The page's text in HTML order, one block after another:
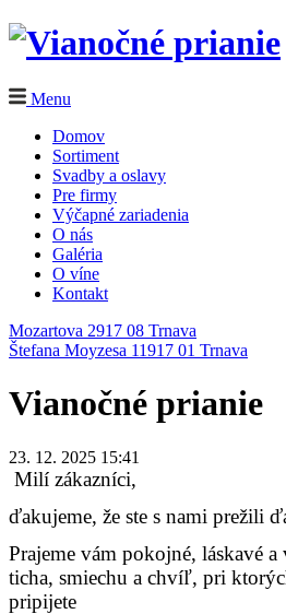
Menu
Domov
Sortiment
Svadby a oslavy
Pre firmy
Výčapné zariadenia
O nás
Galéria
O víne
Kontakt
Mozartova 2917 08 Trnava
Štefana Moyzesa 11917 01 Trnava
Vianočné prianie
23. 12. 2025 15:41
Milí zákazníci,
ďakujeme, že ste s nami prežili
Prajeme vám pokojné, láskavé
ticha, smiechu a chvíľ, pri
pripijete